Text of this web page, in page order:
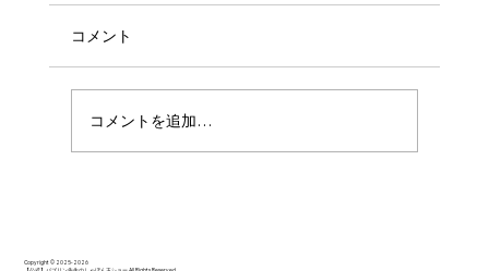
コメント
コメントを追加…
Copyright © 2025-2026